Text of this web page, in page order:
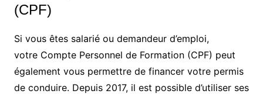
(CPF)
Si vous êtes salarié ou demandeur d’emploi,
votre Compte Personnel de Formation (CPF) peut
également vous permettre de financer votre permis
de conduire. Depuis 2017, il est possible d’utiliser ses